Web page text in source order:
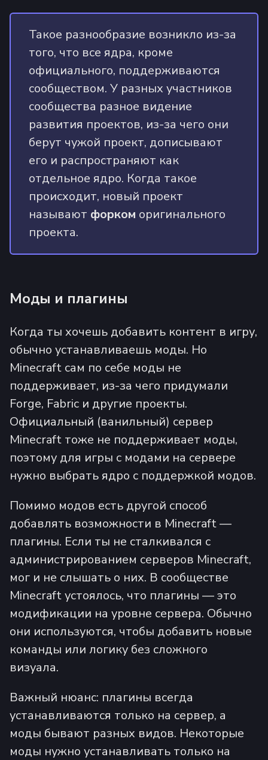
Такое разнообразие возникло из-за
того, что все ядра, кроме
официального, поддерживаются
сообществом. У разных участников
сообщества разное видение
развития проектов, из-за чего они
берут чужой проект, дописывают
его и распространяют как
отдельное ядро. Когда такое
происходит, новый проект
называют форком оригинального
проекта.
Моды и плагины
Когда ты хочешь добавить контент в игру,
обычно устанавливаешь моды. Но
Minecraft сам по себе моды не
поддерживает, из-за чего придумали
Forge, Fabric и другие проекты.
Официальный (ванильный) сервер
Minecraft тоже не поддерживает моды,
поэтому для игры с модами на сервере
нужно выбрать ядро с поддержкой модов.
Помимо модов есть другой способ
добавлять возможности в Minecraft —
плагины. Если ты не сталкивался с
администрированием серверов Minecraft,
мог и не слышать о них. В сообществе
Minecraft устоялось, что плагины — это
модификации на уровне сервера. Обычно
они используются, чтобы добавить новые
команды или логику без сложного
визуала.
Важный нюанс: плагины всегда
устанавливаются только на сервер, а
моды бывают разных видов. Некоторые
моды нужно устанавливать только на